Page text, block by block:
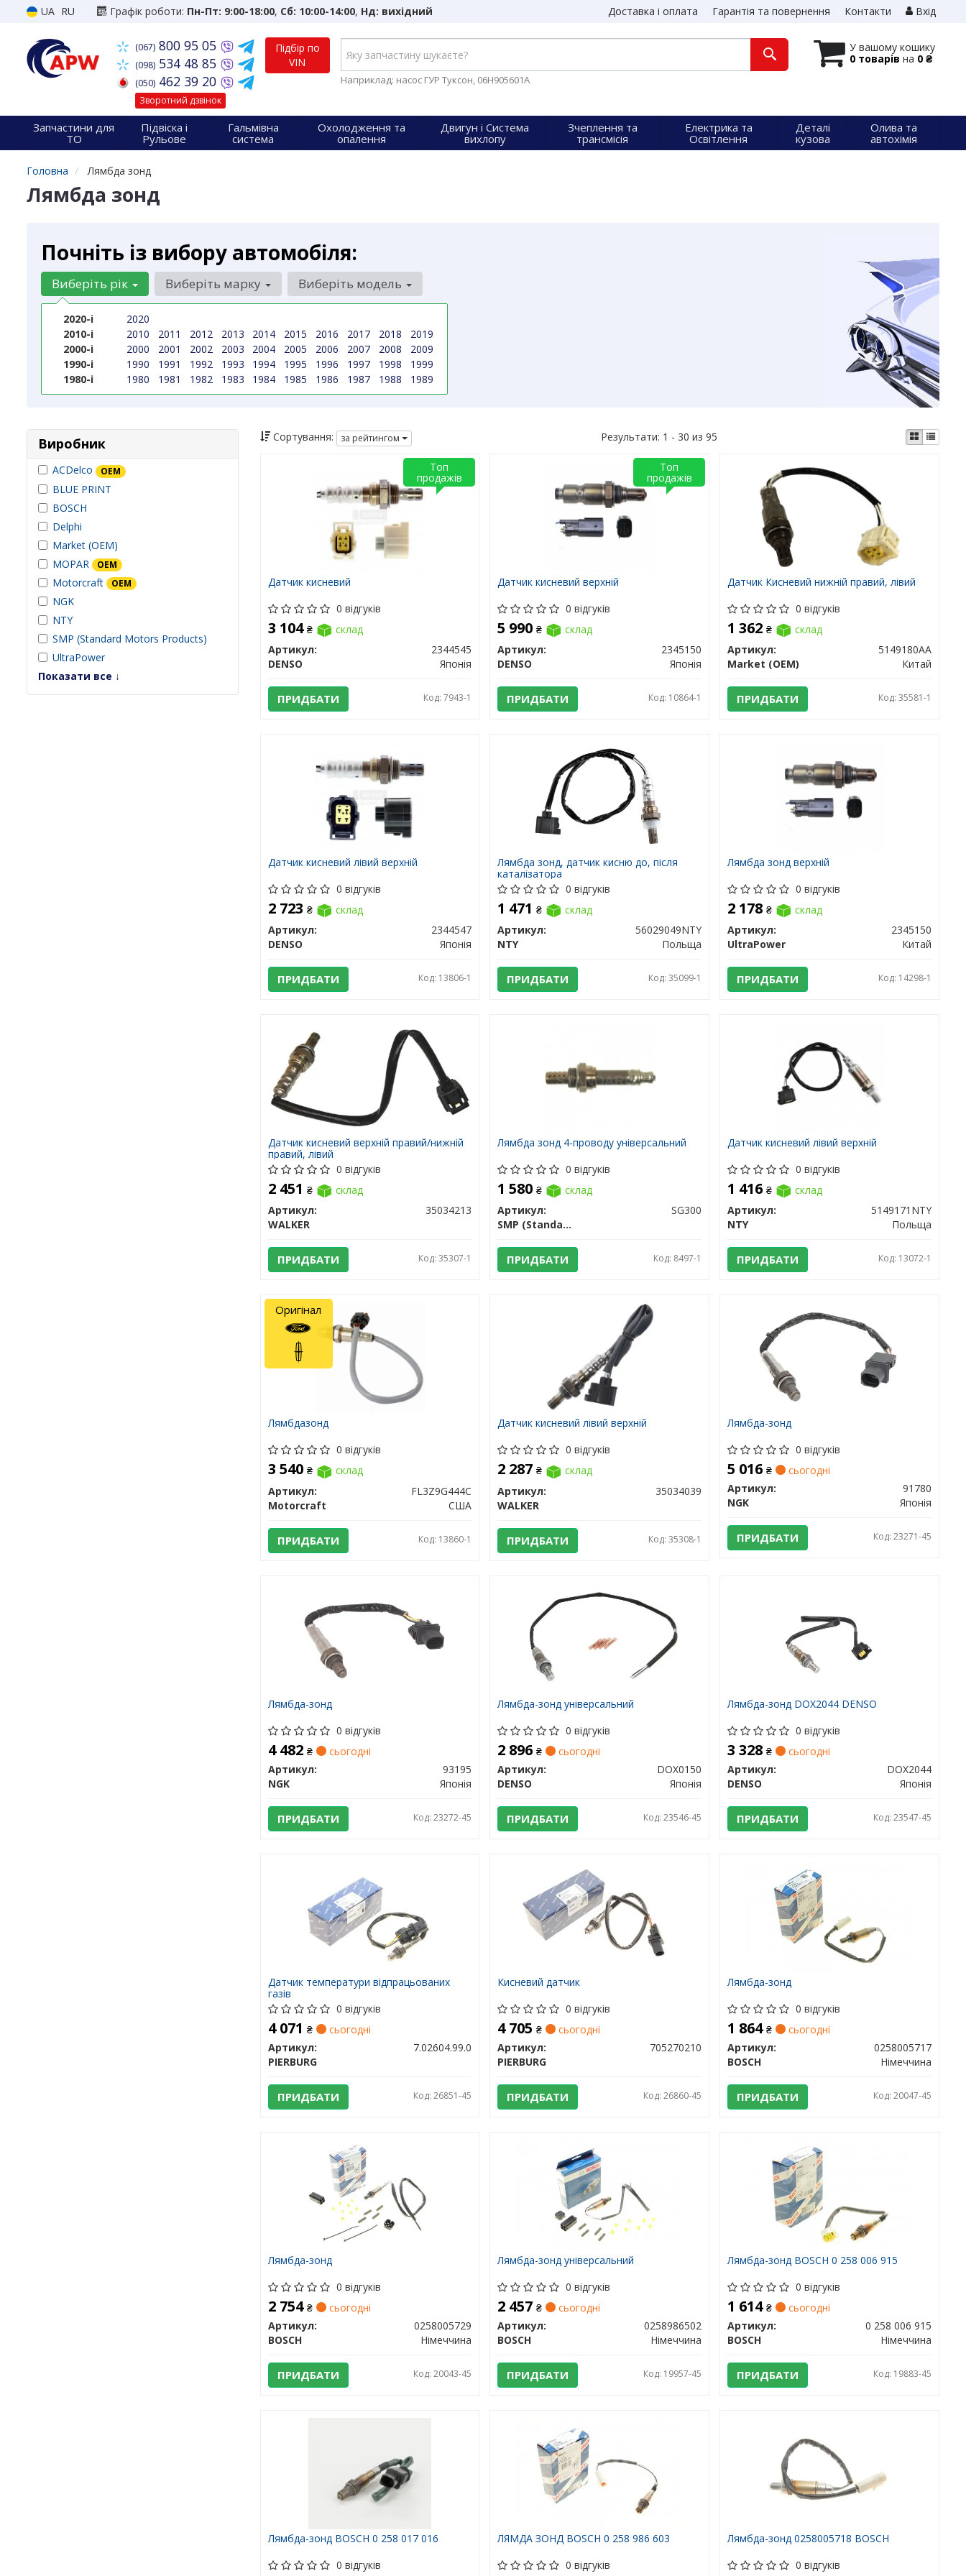
UA RU Графік роботи: Пн-Пт: 9:00-18:00, Сб: 10:00-14:00, Нд: вихідний Доставка і оплата Гарантія та повернення Контакти Вхід
(067)800 95 05
(098)534 48 85
(050)462 39 20
Зворотний дзвінок
Підбір по
VIN
У вашому кошику
0 товарів на 0 ₴
Наприклад: насос ГУР Туксон, 06H905601A
Запчастини для
ТО
Підвіска і
Рульове
Гальмівна
система
Охолодження та
опалення
Двигун і Система
вихлопу
Зчеплення та
трансмісія
Електрика та
Освітлення
Деталі
кузова
Олива та
автохімія
Головна Лямбда зонд
Лямбда зонд
Почніть із вибору автомобіля:
Виберіть рік
2020-і
2020
2010-і
2010 2011 2012 2013 2014 2015 2016 2017 2018
2019
2000-і
2000 2001 2002 2003 2004 2005 2006 2007 2008
2009
1990-і
1990 1991 1992 1993 1994 1995 1996 1997 1998
1999
1980-і
1980 1981 1982 1983 1984 1985 1986 1987 1988 1989
Виберіть марку Виберіть модель
Виробник
ACDelco OEM
BLUE PRINT
BOSCH
Delphi
Market (OEM)
MOPAR
OEM
Motorcraft OEM
NGK
NTY
SMP (Standard Motors Products)
UltraPower
Показати все ↓
Сортування: за рейтингом Результати: 1 - 30 из 95
Датчик кисневий
0 відгуків
3 104 ₴
склад
Артикул:
2344545
DENSO
Японія
ПРИДБАТИ Код: 7943-1
Топ
продажів
Датчик кисневий верхній
0 відгуків
5 990₴
склад
Артикул:
2345150
DENSO
Японія
ПРИДБАТИ Код: 10864-1
Топ
продажів
Датчик Кисневий нижній правий, лівий
0 відгуків
1 362₴
склад
Артикул:
5149180AA
Market (OEM)
Китай
ПРИДБАТИ Код: 35581-1
Датчик кисневий лівий верхній
0 відгуків
2 723 ₴
склад
Артикул:
2344547
DENSO
Японія
ПРИДБАТИ Код: 13806-1
Лямбда зонд, датчик кисню до, після
каталізатора
0 відгуків
1 471₴
склад
Артикул:
56029049NTY
NTY
Польща
ПРИДБАТИ Код: 35099-1
Лямбда зонд верхній
0 відгуків
2 178₴
склад
Артикул:
2345150
UltraPower
Китай
ПРИДБАТИ Код: 14298-1
Датчик кисневий верхній правий/нижній
правий, лівий
0 відгуків
2 451 ₴
склад
Артикул:
35034213
WALKER
ПРИДБАТИ Код: 35307-1
Лямбда зонд 4-проводу універсальний
0 відгуків
1 580₴
склад
Артикул:
SG300
SMP (Standard Motors Products)
ПРИДБАТИ Код: 8497-1
Датчик кисневий лівий верхній
0 відгуків
1 416₴
склад
Артикул:
5149171NTY
NTY
Польща
ПРИДБАТИ Код: 13072-1
Лямбдазонд
0 відгуків
3 540 ₴
склад
Артикул:
FL3Z9G444C
Motorcraft
США
ПРИДБАТИ Код: 13860-1
Оригінал
Датчик кисневий лівий верхній
0 відгуків
2 287₴
склад
Артикул:
35034039
WALKER
ПРИДБАТИ Код: 35308-1
Лямбда-зонд
0 відгуків
5 016₴
сьогодні
Артикул:
91780
NGK
Японія
ПРИДБАТИ Код: 23271-45
Лямбда-зонд
0 відгуків
4 482 ₴
сьогодні
Артикул:
93195
NGK
Японія
ПРИДБАТИ Код: 23272-45
Лямбда-зонд універсальний
0 відгуків
2 896₴
сьогодні
Артикул:
DOX0150
DENSO
Японія
ПРИДБАТИ Код: 23546-45
Лямбда-зонд DOX2044 DENSO
0 відгуків
3 328₴
сьогодні
Артикул:
DOX2044
DENSO
Японія
ПРИДБАТИ Код: 23547-45
Датчик температури відпрацьованих
газів
0 відгуків
4 071 ₴
сьогодні
Артикул:
7.02604.99.0
PIERBURG
ПРИДБАТИ Код: 26851-45
Кисневий датчик
0 відгуків
4 705₴
сьогодні
Артикул:
705270210
PIERBURG
ПРИДБАТИ Код: 26860-45
Лямбда-зонд
0 відгуків
1 864₴
сьогодні
Артикул:
0258005717
BOSCH
Німеччина
ПРИДБАТИ Код: 20047-45
Лямбда-зонд
0 відгуків
2 754 ₴
сьогодні
Артикул:
0258005729
BOSCH
Німеччина
ПРИДБАТИ Код: 20043-45
Лямбда-зонд універсальний
0 відгуків
2 457₴
сьогодні
Артикул:
0258986502
BOSCH
Німеччина
ПРИДБАТИ Код: 19957-45
Лямбда-зонд BOSCH 0 258 006 915
0 відгуків
1 614₴
сьогодні
Артикул:
0 258 006 915
BOSCH
Німеччина
ПРИДБАТИ Код: 19883-45
Лямбда-зонд BOSCH 0 258 017 016
0 відгуків
ЛЯМДА ЗОНД BOSCH 0 258 986 603
0 відгуків
Лямбда-зонд 0258005718 BOSCH
0 відгуків